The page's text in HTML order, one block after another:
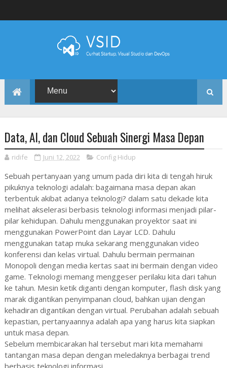
Data, AI, dan Cloud Sebuah Sinergi Masa Depan
ridife Juni 12, 2022 Config Hidup
Sebuah pertanyaan yang umum pada diri kita di tengah hiruk
pikuknya teknologi adalah: bagaimana masa depan akan
terbentuk akibat adanya teknologi? dalam satu dekade kita
melihat akselerasi berbasis teknologi informasi menjadi pilar-
pilar kehidupan. Dahulu menggunakan proyektor saat ini
menggunakan PowerPoint dan Layar LCD. Dahulu
menggunakan tatap muka sekarang menggunakan video
konferensi dan kelas virtual. Dahulu bermain permainan
Monopoli dengan media kertas saat ini bermain dengan video
game. Teknologi memang menggeser perilaku kita dari tahun
ke tahun. Mesin ketik diganti dengan komputer, flash disk yang
marak digantikan penyimpanan cloud, bahkan ujian dengan
kehadiran digantikan dengan virtual. Perubahan adalah sebuah
kepastian, pertanyaannya adalah apa yang harus kita siapkan
untuk masa depan.
Sebelum membicarakan hal tersebut mari kita memahami
tantangan masa depan dengan meledaknya berbagai trend
berbasis teknologi informasi.